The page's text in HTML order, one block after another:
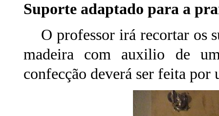
Suporte adaptado para a
O professor irá recortar os
madeira com auxilio de
confecção deverá ser feita por